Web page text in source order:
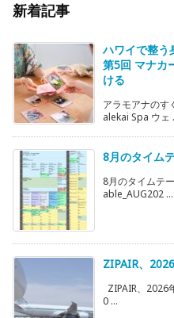
新着記事
ハワイで整う
第5回 マナカ
ける
アラモアナのす
alekai Spa ウェ
8月のタイム
8月のタイムテ
able_AUG202 ...
ZIPAIR、
ZIPAIR、2026
0 ...